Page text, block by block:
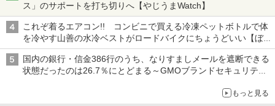
ス」のサポートを打ち切りへ【やじうまWatch】
これぞ着るエアコン!! コンビニで買える冷凍ペットボトルで体
を冷やす山善の水冷ベストがロードバイクにちょうどいい【ぼっ
ち・ざ・ろーど！その14】【空いた時間でなにしてる？】
国内の銀行・信金386行のうち、なりすましメールを遮断できる
状態だったのは26.7％にとどまる～GMOブランドセキュリティ
もっと見る